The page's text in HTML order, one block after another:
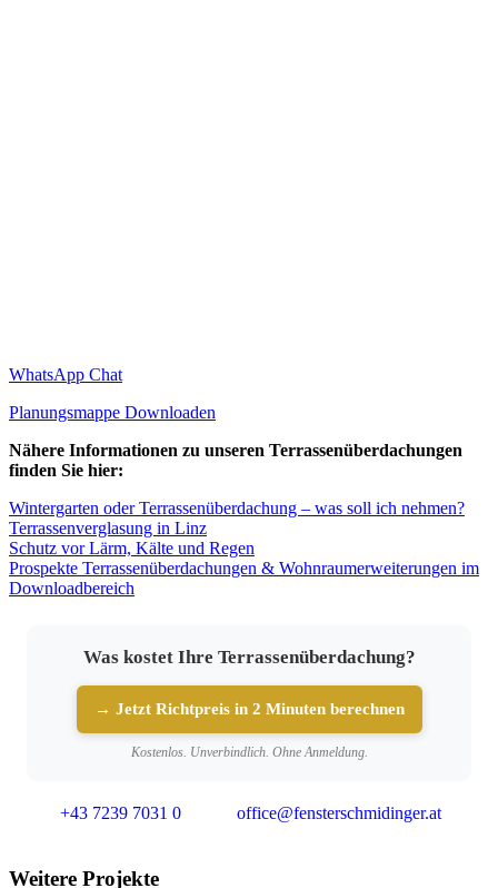
WhatsApp Chat
Planungsmappe Downloaden
Nähere Informationen zu unseren Terrassenüberdachungen
finden Sie hier:
Wintergarten oder Terrassenüberdachung – was soll ich nehmen?
Terrassenverglasung in Linz
Schutz vor Lärm, Kälte und Regen
Prospekte Terrassenüberdachungen & Wohnraumerweiterungen im
Downloadbereich
Was kostet Ihre Terrassenüberdachung?
→ Jetzt Richtpreis in 2 Minuten berechnen
Kostenlos. Unverbindlich. Ohne Anmeldung.
+43 7239 7031 0 office@fensterschmidinger.at
Weitere Projekte